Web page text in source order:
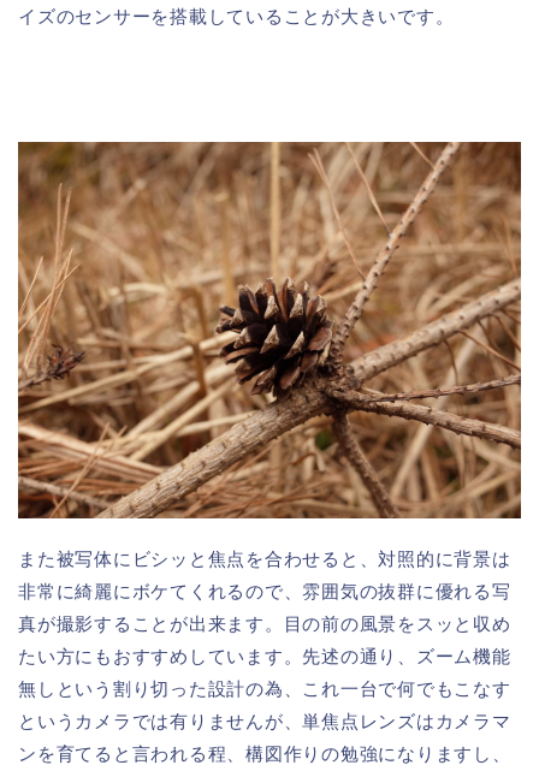
イズのセンサーを搭載していることが大きいです。
また被写体にビシッと焦点を合わせると、対照的に背景は
非常に綺麗にボケてくれるので、雰囲気の抜群に優れる写
真が撮影することが出来ます。目の前の風景をスッと収め
たい方にもおすすめしています。先述の通り、ズーム機能
無しという割り切った設計の為、これ一台で何でもこなす
というカメラでは有りませんが、単焦点レンズはカメラマ
ンを育てると言われる程、構図作りの勉強になりますし、